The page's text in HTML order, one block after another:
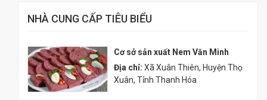
NHÀ CUNG CẤP TIÊU BIỂU
Cơ sở sản xuất Nem Văn Minh
Địa chỉ: Xã Xuân Thiên, Huyện Thọ
Xuân, Tỉnh Thanh Hóa